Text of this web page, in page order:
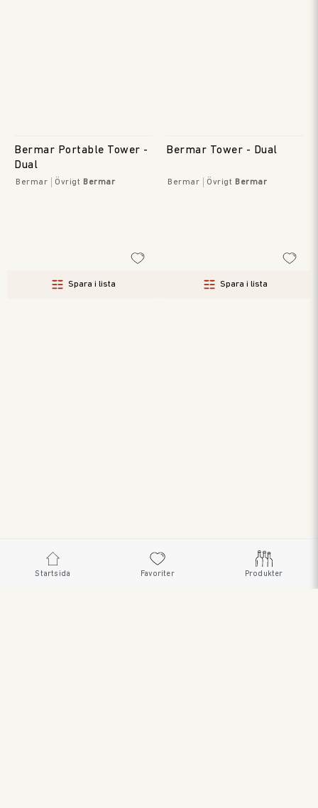
Bermar Portable Tower -
Dual
Bermar Övrigt Bermar
Spara i lista
Bermar Tower - Dual
Bermar Övrigt Bermar
Spara i lista
Startsida Favoriter Produkter